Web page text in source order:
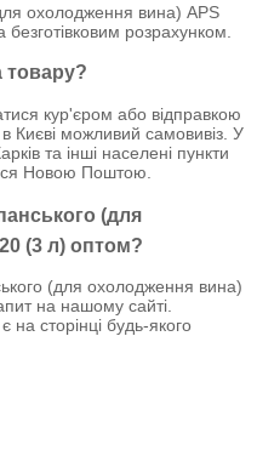
охолодження вина) APS
розрахунком.
товару?
кур'єром або відправкою
Києві можливий самовивіз. У
та інші населені пункти
Новою Поштою.
(для
(3 л) оптом?
(для охолодження вина)
на нашому сайті.
сторінці будь-якого